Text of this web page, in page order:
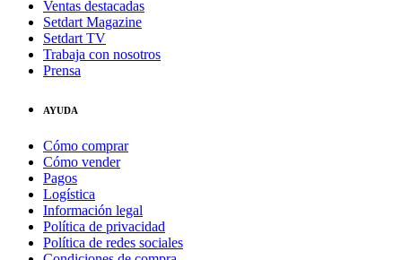
Ventas destacadas
Setdart Magazine
Setdart TV
Trabaja con nosotros
Prensa
AYUDA
Cómo comprar
Cómo vender
Pagos
Logística
Información legal
Política de privacidad
Política de redes sociales